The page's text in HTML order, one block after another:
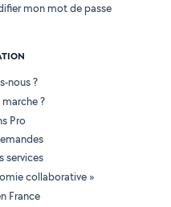
mon mot de passe
nous ?
?
Pro
services
collaborative »
France